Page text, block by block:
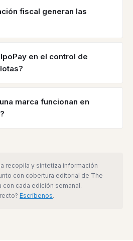
fiscal generan las
en el control de
marca funcionan en
recopila y sintetiza información
con cobertura editorial de The
con cada edición semanal.
Escríbenos.